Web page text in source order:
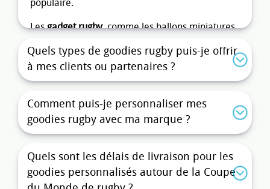
populaire.
Lesgadget rugby, comme les ballons miniatures,
maquillage, drapeaux) ou les sifflets, sont à la
fois ludiques et symboliques. Ce sont des
supports de communication efficaces qui
véhiculent les valeurs du rugby comme l’esprit
d’équipe, l’engagement et la convivialité. En y
apposant votre logo, vous associez votre marque
à une émotion positive et durable.
Quels goodies rugbychoisir pour
un impact maximal ?
Quels types de goodies rugby puis-je offrir
à mes clients ou partenaires ?
Comment puis-je personnaliser mes
goodies rugby avec ma marque ?
Quels sont les délais de livraison pour les
goodies personnalisés autour de la Coupe